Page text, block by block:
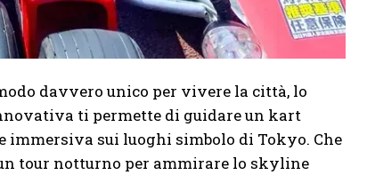
davvero unico per vivere la città, lo
ti permette di guidare un kart
immersiva sui luoghi simbolo di Tokyo. Che
tour notturno per ammirare lo skyline